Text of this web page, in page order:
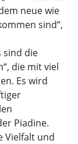
neue wie
sind“,
sind die
die mit viel
Es wird
Piadine.
Vielfalt und